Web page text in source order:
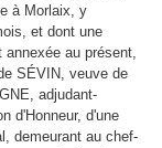
à Morlaix, y
et dont une
au présent,
SÉVIN, veuve de
adjudant-
d'Honneur, d'une
demeurant au chef-